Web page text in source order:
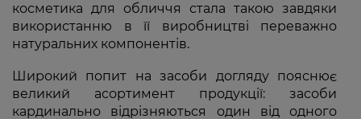
косметика для обличчя стала такою завдяки
використанню в її виробництві переважно
натуральних компонентів.
Широкий попит на засоби догляду пояснює
великий асортимент продукції: засоби
кардинально відрізняються один від одного